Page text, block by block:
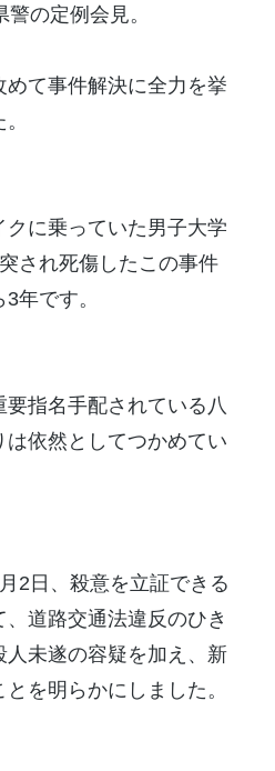
の定例会見。
て事件解決に全力を挙
クに乗っていた男子大学
され死傷したこの事件
年です。
指名手配されている八
は依然としてつかめてい
2日、殺意を立証できる
道路交通法違反のひき
未遂の容疑を加え、新
を明らかにしました。